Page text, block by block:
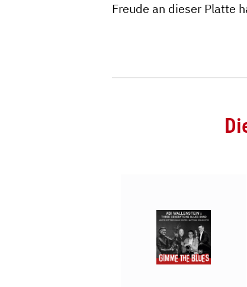
Freude an dieser Platte